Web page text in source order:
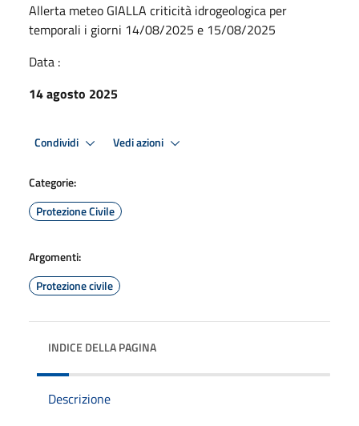
Allerta meteo GIALLA criticità idrogeologica per
temporali i giorni 14/08/2025 e 15/08/2025
Data :
14 agosto 2025
Condividi Vedi azioni
Categorie:
Protezione Civile
Argomenti:
Protezione civile
INDICE DELLA PAGINA
Descrizione